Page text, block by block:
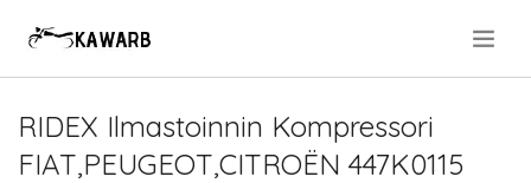
RIDEX Ilmastoinnin Kompressori
FIAT,PEUGEOT,CITROËN 447K0115